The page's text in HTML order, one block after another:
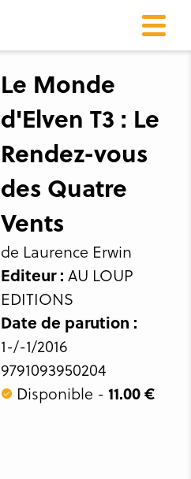
Le Monde
d'Elven T3 : Le
Rendez-vous
des Quatre
Vents
de Laurence Erwin
Editeur : AU LOUP
EDITIONS
Date de parution :
1-/-1/2016
9791093950204
Disponible - 11.00 €